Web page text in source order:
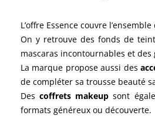
L’offre Essence couvre
On y retrouve des fonds de
mascaras incontournables et
La marque propose aussi des
de compléter sa trousse beauté
Descoffrets makeup sont
formats généreux ou découverte.